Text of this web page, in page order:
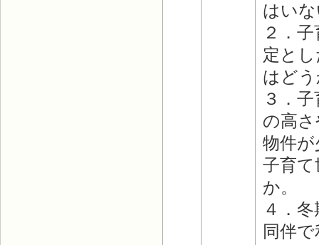
はい
２．
定と
はど
３．
の高
物件
子育
か。
４．
同伴